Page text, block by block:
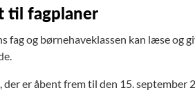
til fagplaner
fag og børnehaveklassen kan læse og
der er åbent frem til den 15. september